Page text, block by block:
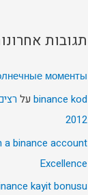
תגובות
моменты
binance kod על
2012
a binance account
Excellence
kayit bonusu